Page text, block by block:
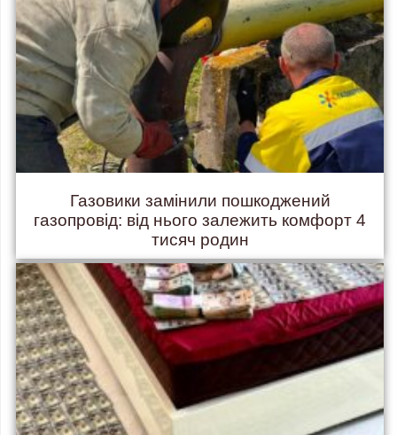
Газовики замінили пошкоджений
газопровід: від нього залежить комфорт 4
тисяч родин